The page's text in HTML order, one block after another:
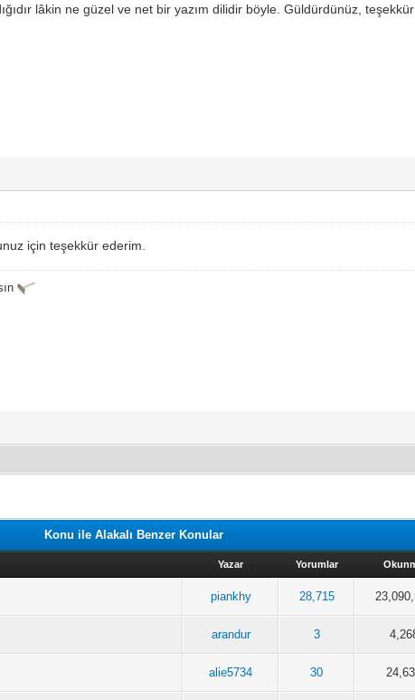
lâkin ne güzel ve net bir yazım dilidir böyle. Güldürdünüz,
için teşekkür ederim.
Konu ile Alakalı Benzer Konular
Yazar Yorumlar
piankhy 28,715
arandur 3
alie5734 30